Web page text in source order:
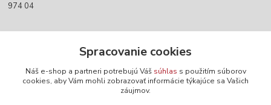
974 04
+421 903 152 158
Spracovanie cookies
Náš e-shop a partneri potrebujú Váš súhlas s použitím súborov
cookies, aby Vám mohli zobrazovať informácie týkajúce sa Vašich
záujmov.